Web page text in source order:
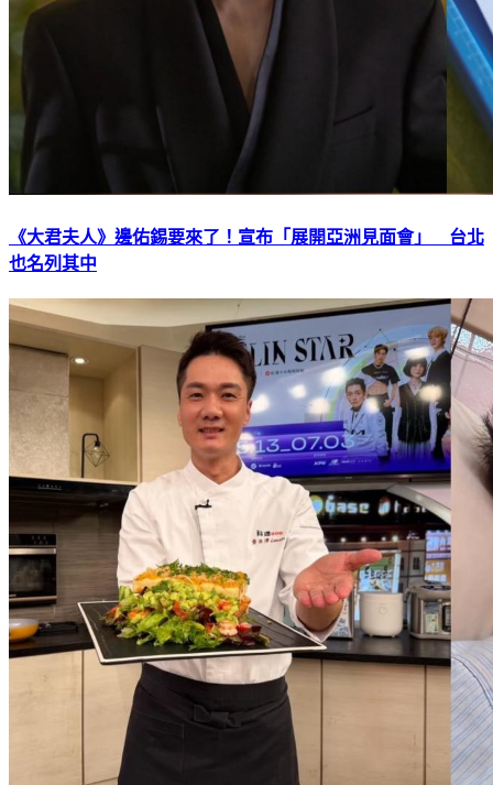
《大君夫人》邊佑錫要來了！宣布「展開亞洲見面會」 台北
也名列其中